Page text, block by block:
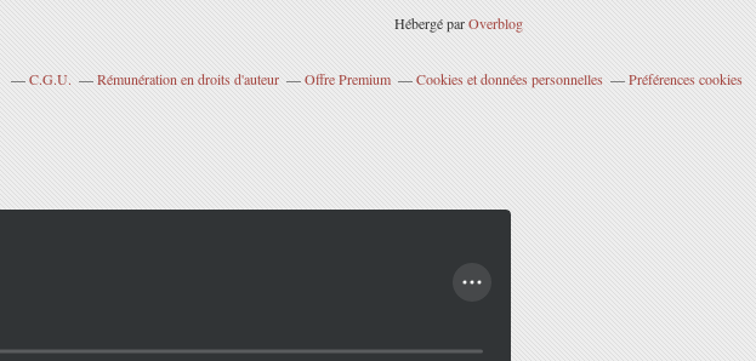
Hébergé parOverblog
C.G.U. Rémunération en droits d'auteur Offre Premium Cookies et données personnelles Préférences cookies